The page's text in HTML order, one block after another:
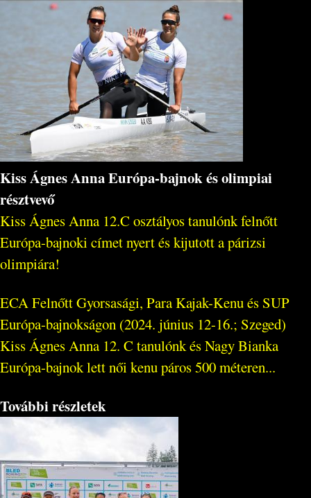
Kiss Ágnes Anna Európa-bajnok és olimpiai
résztvevő
Kiss Ágnes Anna 12.C osztályos tanulónk felnőtt
Európa-bajnoki címet nyert és kijutott a párizsi
olimpiára!
ECA Felnőtt Gyorsasági, Para Kajak-Kenu és SUP
Európa-bajnokságon (2024. június 12-16.; Szeged)
Kiss Ágnes Anna 12. C tanulónk és Nagy Bianka
Európa-bajnok lett női kenu páros 500 méteren...
További részletek